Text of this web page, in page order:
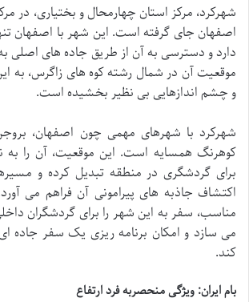
شهرکرد، مرکز استان چهارمحال و بختیاری، در
دارد و دسترسی به آن از طریق جاده های
موقعیت آن در شمال رشته کوه های زاگرس، به
و چشم اندازهایی بی نظیر بخشیده است.
شهرکرد با شهرهای مهمی چون اصفهان،
کوهرنگ همسایه است. این موقعیت، آن را به
برای گردشگری در منطقه تبدیل کرده و
اکتشاف جاذبه های پیرامونی آن فراهم می
مناسب، سفر به این شهر را برای گردشگران
می سازد و امکان برنامه ریزی یک سفر جاده
کند.
بام ایران: ویژگی منحصربه فرد ارتفاع